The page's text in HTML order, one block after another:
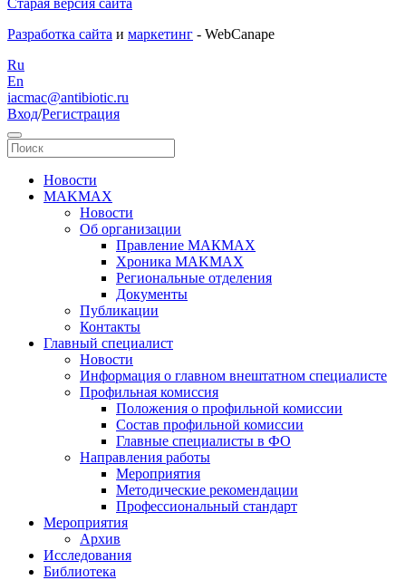
Разработка сайта и маркетинг - WebCanape
Ru
En
iacmac@antibiotic.ru
Вход/Регистрация
Новости
MAKMAX
Новости
Об организации
Правление МАКМАХ
Хроника MAKMAX
Региональные отделения
Документы
Публикации
Контакты
Главный специалист
Новости
Информация о главном внештатном специалисте
Профильная комиссия
Положения о профильной комиссии
Состав профильной комиссии
Главные специалисты в ФО
Направления работы
Мероприятия
Методические рекомендации
Профессиональный стандарт
Мероприятия
Архив
Исследования
Библиотека